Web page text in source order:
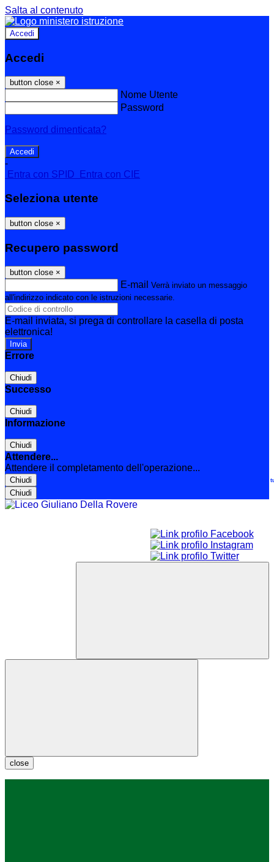
Salta al contenuto
Accedi
Accedi
button close ×
Nome Utente
Password
Password dimenticata?
-
Entra con SPID
Entra con CIE
Seleziona utente
button close ×
Recupero password
button close ×
E-mail Verrà inviato un messaggio
all'indirizzo indicato con le istruzioni necessarie.
E-mail inviata, si prega di controllare la casella di posta
elettronica!
Errore
Chiudi
Successo
Chiudi
Informazione
Chiudi
Attendere...
Attendere il completamento dell'operazione...
Chiudi
Chiudi
Le
close